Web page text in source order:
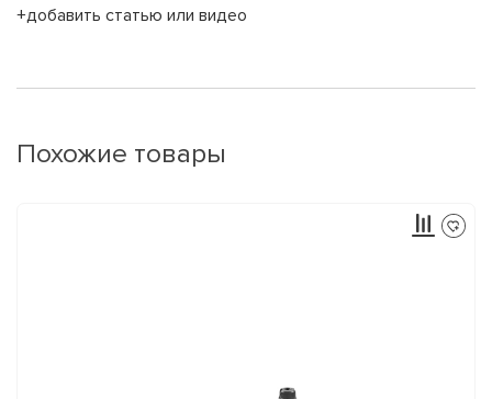
+добавить статью или видео
Похожие товары